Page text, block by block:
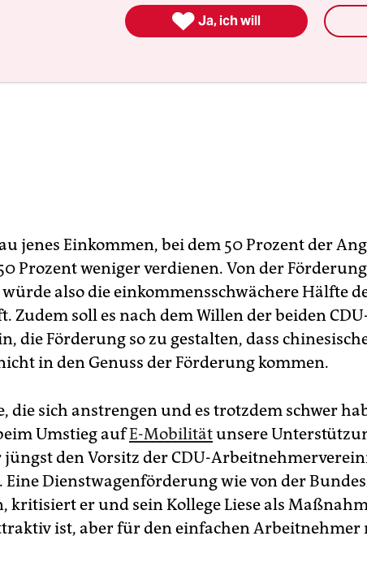
jenes Einkommen, bei dem 50 Prozent der
Prozent weniger verdienen. Von der Förderung
also die einkommensschwächere Hälfte
Zudem soll es nach dem Willen der beiden
die Förderung so zu gestalten, dass
in den Genuss der Förderung kommen.
die sich anstrengen und es trotzdem schwer
Umstieg aufE-Mobilitätunsere
jüngst den Vorsitz der CDU-
Dienstwagenförderung wie von der
kritisiert er und sein Kollege Liese als
ist, aber für den einfachen Arbeitnehmer
 Ja, ich will